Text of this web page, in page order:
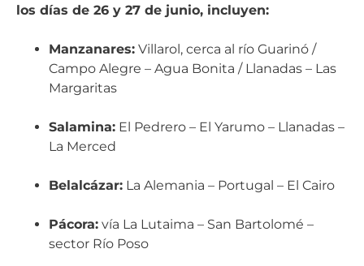
los días de 26 y 27 de junio, incluyen:
Manzanares: Villarol, cerca al río Guarinó /
Campo Alegre – Agua Bonita / Llanadas – Las
Margaritas
Salamina: El Pedrero – El Yarumo – Llanadas –
La Merced
Belalcázar: La Alemania – Portugal – El Cairo
Pácora: vía La Lutaima – San Bartolomé –
sector Río Poso